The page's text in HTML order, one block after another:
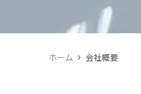
ホーム 会社概要